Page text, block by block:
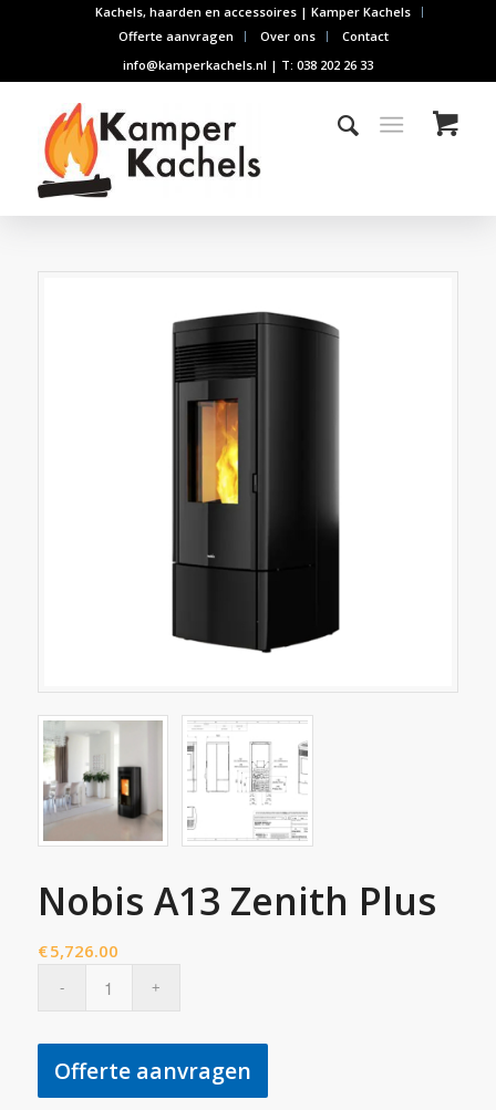
Kachels, haarden en accessoires | Kamper Kachels
Offerte aanvragen
Over ons
Contact
info@kamperkachels.nl | T: 038 202 26 33
Nobis A13 Zenith Plus
€5,726.00
Offerte aanvragen